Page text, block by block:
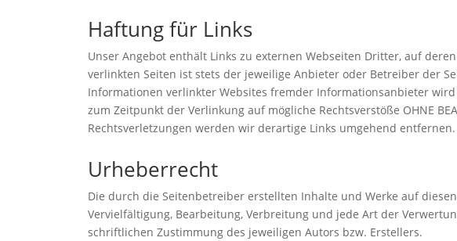
Haftung für Links
Unser Angebot enthält Links zu externen Webseiten Dritter, auf
verlinkten Seiten ist stets der jeweilige Anbieter oder Betreiber der
Informationen verlinkter Websites fremder Informationsanbieter
zum Zeitpunkt der Verlinkung auf mögliche Rechtsverstöße OHNE
Rechtsverletzungen werden wir derartige Links umgehend entfernen.
Urheberrecht
Die durch die Seitenbetreiber erstellten Inhalte und Werke auf
Vervielfältigung, Bearbeitung, Verbreitung und jede Art der
schriftlichen Zustimmung des jeweiligen Autors bzw. Erstellers.